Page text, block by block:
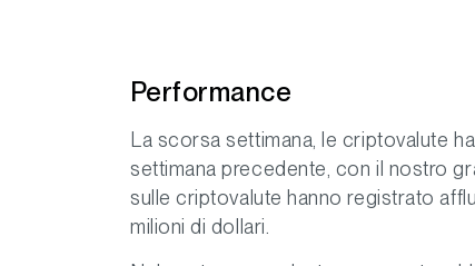
Performance
La scorsa settimana, le criptovalute
settimana precedente, con il nostro
sulle criptovalute hanno registrato
milioni di dollari.